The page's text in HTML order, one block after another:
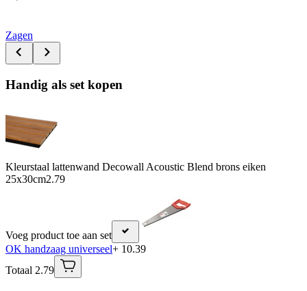
Zagen
Handig als set kopen
Kleurstaal lattenwand Decowall Acoustic Blend brons eiken
25x30cm2.79
Voeg product toe aan set
OK handzaag universeel+ 10.39
Totaal 2.79